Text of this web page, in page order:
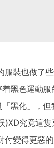
服裝也做了
黑色運動服
黑化」，但
)XD究竟這
付變得更惡